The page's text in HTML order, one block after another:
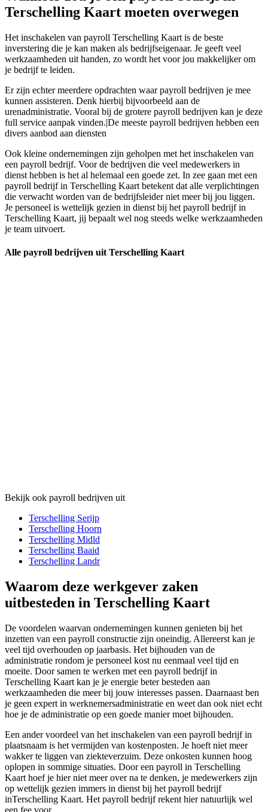
Terschelling Kaart moeten overwegen
Het inschakelen van payroll Terschelling Kaart is de beste
inverstering die je kan maken als bedrijfseigenaar. Je geeft veel
werkzaamheden uit handen, zo wordt het voor jou makkelijker om
je bedrijf te leiden.
Er zijn echter meerdere opdrachten waar payroll bedrijven je mee
kunnen assisteren. Denk hierbij bijvoorbeeld aan de
urenadministratie. Vooral bij de grotere payroll bedrijven kan je deze
full service aanpak vinden.|De meeste payroll bedrijven hebben een
divers aanbod aan diensten
Ook kleine ondernemingen zijn geholpen met het inschakelen van
een payroll bedrijf. Voor de bedrijven die veel medewerkers in
dienst hebben is het al helemaal een goede zet. In zee gaan met een
payroll bedrijf in Terschelling Kaart betekent dat alle verplichtingen
die verwacht worden van de bedrijfsleider niet meer bij jou liggen.
Je personeel is wettelijk gezien in dienst bij het payroll bedrijf in
Terschelling Kaart, jij bepaalt wel nog steeds welke werkzaamheden
je team uitvoert.
Alle payroll bedrijven uit Terschelling Kaart
Bekijk ook payroll bedrijven uit
Terschelling Serijp
Terschelling Hoorn
Terschelling Midld
Terschelling Baaid
Terschelling Landr
Waarom deze werkgever zaken
uitbesteden in Terschelling Kaart
De voordelen waarvan ondernemingen kunnen genieten bij het
inzetten van een payroll constructie zijn oneindig. Allereerst kan je
veel tijd overhouden op jaarbasis. Het bijhouden van de
administratie rondom je personeel kost nu eenmaal veel tijd en
moeite. Door samen te werken met een payroll bedrijf in
Terschelling Kaart kan je je energie beter besteden aan
werkzaamheden die meer bij jouw interesses passen. Daarnaast ben
je geen expert in werknemersadministratie en weet dan ook niet echt
hoe je de administratie op een goede manier moet bijhouden.
Een ander voordeel van het inschakelen van een payroll bedrijf in
plaatsnaam is het vermijden van kostenposten. Je hoeft niet meer
wakker te liggen van ziekteverzuim. Deze onkosten kunnen hoog
oplopen in sommige situaties. Door een payroll in Terschelling
Kaart hoef je hier niet meer over na te denken, je medewerkers zijn
op wettelijk gezien immers in dienst bij het payroll bedrijf
inTerschelling Kaart. Het payroll bedrijf rekent hier natuurlijk wel
een fee voor.